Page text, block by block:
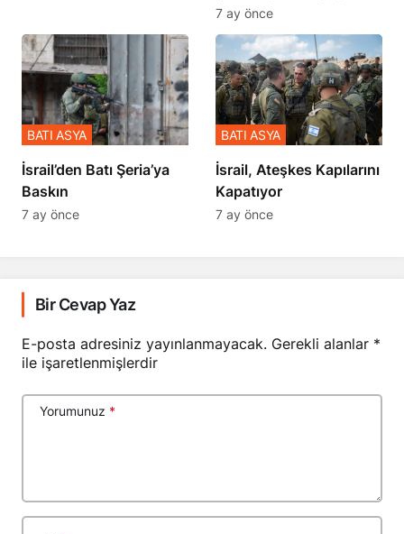
7 ay önce
​​​​​​​İsrail’den Batı Şeria’ya
Baskın
BATI ASYA
7 ay önce
İsrail, Ateşkes Kapılarını
Kapatıyor
BATI ASYA
7 ay önce
Bir Cevap Yaz
E-posta adresiniz yayınlanmayacak. Gerekli alanlar *
ile işaretlenmişlerdir
Yorumunuz *